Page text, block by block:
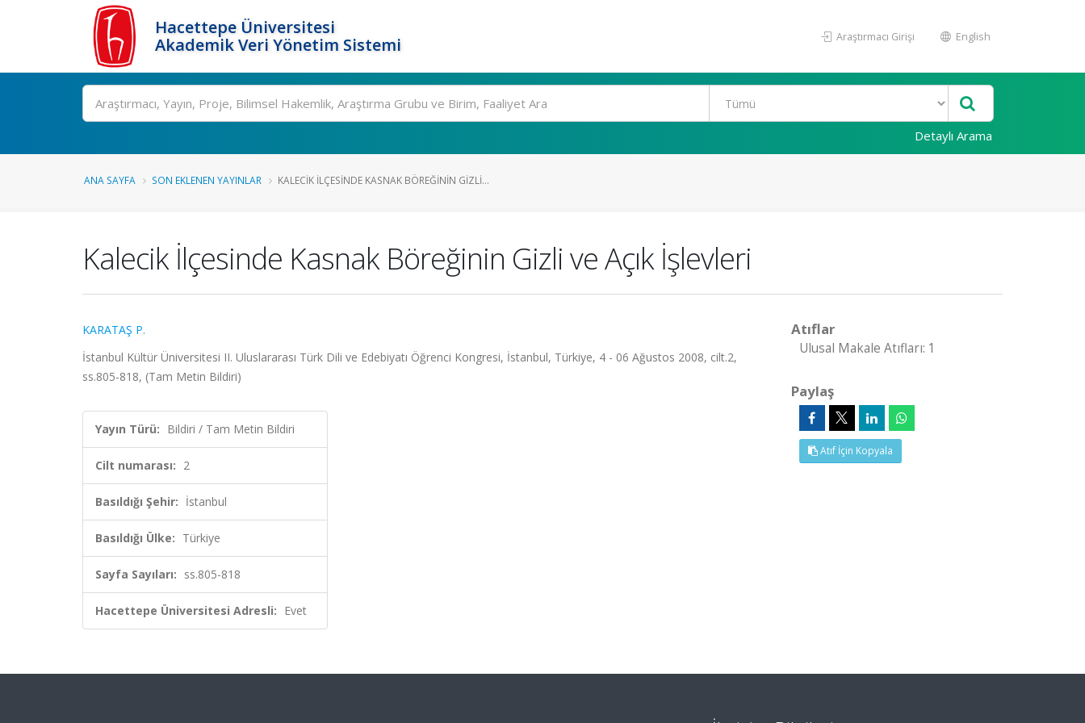
Hacettepe Üniversitesi
Akademik Veri Yönetim Sistemi
Araştırmacı Girişi English
Ara
Detaylı Arama
ANA SAYFA SON EKLENEN YAYINLAR KALECIK İLÇESINDE KASNAK BÖREĞININ GIZLI...
Kalecik İlçesinde Kasnak Böreğinin Gizli ve Açık İşlevleri
KARATAŞ P.
İstanbul Kültür Üniversitesi II. Uluslararası Türk Dili ve Edebiyatı Öğrenci Kongresi, İstanbul, Türkiye, 4 - 06 Ağustos 2008, cilt.2,
ss.805-818, (Tam Metin Bildiri)
Yayın Türü: Bildiri / Tam Metin Bildiri
Cilt numarası: 2
Basıldığı Şehir: İstanbul
Basıldığı Ülke: Türkiye
Sayfa Sayıları: ss.805-818
Hacettepe Üniversitesi Adresli: Evet
Atıflar
Ulusal Makale Atıfları: 1
Paylaş
Atıf İçin Kopyala